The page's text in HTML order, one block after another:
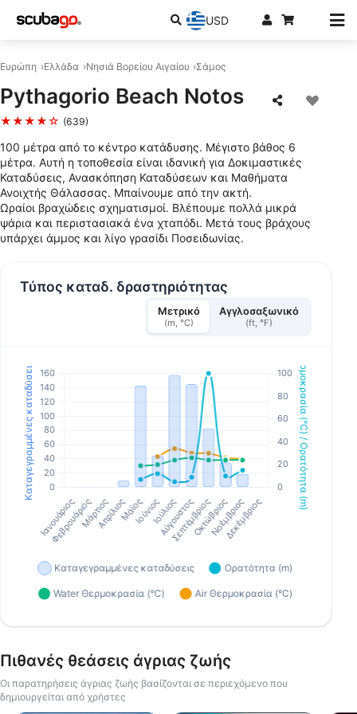
USD
Ευρώπη Ελλάδα Νησιά Βορείου Αιγαίου Σάμος
Pythagorio Beach Notos
★★★★☆ (639)
100 μέτρα από το κέντρο κατάδυσης. Μέγιστο βάθος 6
μέτρα. Αυτή η τοποθεσία είναι ιδανική για Δοκιμαστικές
Καταδύσεις, Ανασκόπηση Καταδύσεων και Μαθήματα
Ανοιχτής Θάλασσας. Μπαίνουμε από την ακτή.
Ωραίοι βραχώδεις σχηματισμοί. Βλέπουμε πολλά μικρά
ψάρια και περιστασιακά ένα χταπόδι. Μετά τους βράχους
υπάρχει άμμος και λίγο γρασίδι Ποσειδωνίας.
Τύπος καταδ. δραστηριότητας
Μετρικό
(m, °C)
Αγγλοσαξωνικό
(ft, °F)
Πιθανές θεάσεις άγριας ζωής
Οι παρατηρήσεις άγριας ζωής βασίζονται σε περιεχόμενο που
δημιουργείται από χρήστες